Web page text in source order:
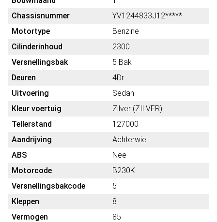
Chassisnummer
YV1244833J12*****
Motortype
Benzine
Cilinderinhoud
2300
Versnellingsbak
5 Bak
Deuren
4Dr
Uitvoering
Sedan
Kleur voertuig
Zilver (ZILVER)
Tellerstand
127000
Aandrijving
Achterwiel
ABS
Nee
Motorcode
B230K
Versnellingsbakcode
5
Kleppen
8
Vermogen
85